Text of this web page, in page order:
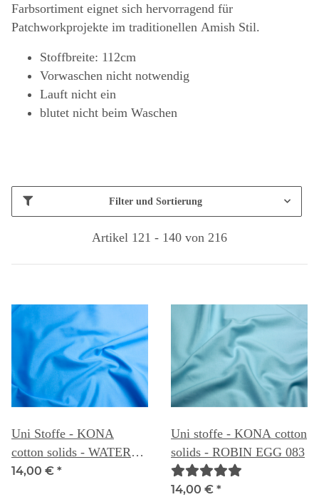
Farbsortiment eignet sich hervorragend für
Patchworkprojekte im traditionellen Amish Stil.
Stoffbreite: 112cm
Vorwaschen nicht notwendig
Lauft nicht ein
blutet nicht beim Waschen
Filter und Sortierung
Artikel 121 - 140 von 216
Uni Stoffe - KONA
cotton solids - WATER
082C
14,00 € *
Uni stoffe - KONA cotton
solids - ROBIN EGG 083
14,00 € *